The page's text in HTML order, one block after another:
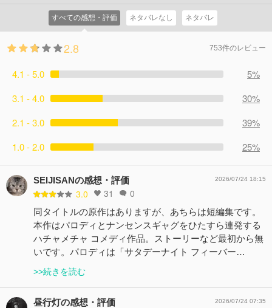
すべての感想・評価 ネタバレなし ネタバレ
2.8 753件のレビュー
4.1 - 5.0
5%
3.1 - 4.0
30%
2.1 - 3.0
39%
1.0 - 2.0
25%
SEIJISANの感想・評価
3.0 31 0
2026/07/24 18:15
同タイトルの原作はありますが、あちらは短編集です。
本作はパロディとナンセンスギャグをひたすら連発する
ハチャメチャ コメディ作品。ストーリーなど最初から無
いです。パロディは「サタデーナイト フィーバー…
>>続きを読む
昼行灯の感想・評価 2026/07/24 07:35